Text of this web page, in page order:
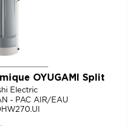
OYUGAMI Split
Electric
- PAC AIR/EAU